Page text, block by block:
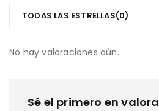
5
TODAS LAS ESTRELLAS(0)
No hay valoraciones aún.
Sé el primero en